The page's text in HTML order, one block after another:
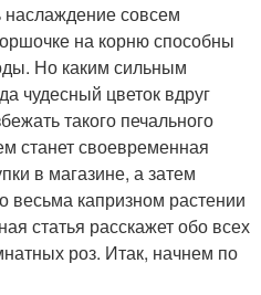
наслаждение совсем
на корню способны
Но каким сильным
чудесный цветок вдруг
такого печального
станет своевременная
в магазине, а затем
весьма капризном растении
статья расскажет обо всех
роз. Итак, начнем по